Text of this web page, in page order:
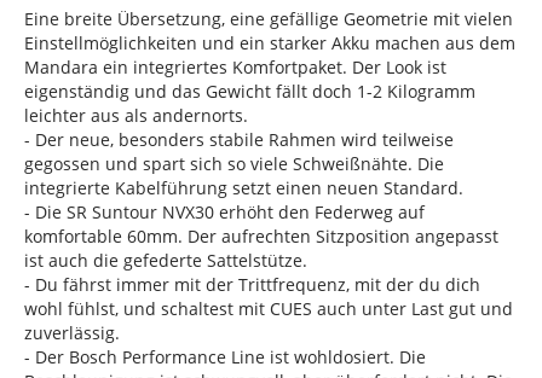
Eine breite Übersetzung, eine gefällige Geometrie mit vielen
Einstellmöglichkeiten und ein starker Akku machen aus dem
Mandara ein integriertes Komfortpaket. Der Look ist
eigenständig und das Gewicht fällt doch 1-2 Kilogramm
leichter aus als andernorts.
- Der neue, besonders stabile Rahmen wird teilweise
gegossen und spart sich so viele Schweißnähte. Die
integrierte Kabelführung setzt einen neuen Standard.
- Die SR Suntour NVX30 erhöht den Federweg auf
komfortable 60mm. Der aufrechten Sitzposition angepasst
ist auch die gefederte Sattelstütze.
- Du fährst immer mit der Trittfrequenz, mit der du dich
wohl fühlst, und schaltest mit CUES auch unter Last gut und
zuverlässig.
- Der Bosch Performance Line ist wohldosiert. Die